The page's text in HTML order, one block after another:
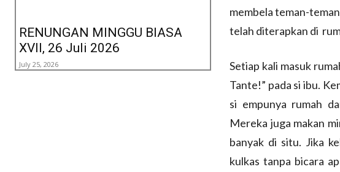
RENUNGAN MINGGU BIASA
XVII, 26 Juli 2026
July 25, 2026
membela teman-
telah diterapkan di
Setiap kali masuk
Tante!” pada si ibu.
si empunya rumah
Mereka juga makan
banyak di situ. Jika
kulkas tanpa bicara